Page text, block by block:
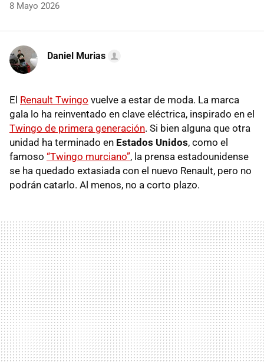
8 Mayo 2026
Daniel Murias
El Renault Twingo vuelve a estar de moda. La marca
gala lo ha reinventado en clave eléctrica, inspirado en el
Twingo de primera generación. Si bien alguna que otra
unidad ha terminado en Estados Unidos, como el
famoso “Twingo murciano”, la prensa estadounidense
se ha quedado extasiada con el nuevo Renault, pero no
podrán catarlo. Al menos, no a corto plazo.